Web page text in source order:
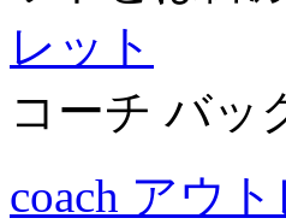
レット
コーチ バッ
coach アウ